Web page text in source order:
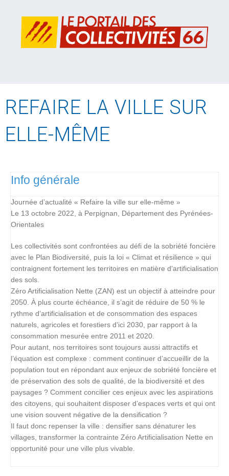
REFAIRE LA VILLE SUR
ELLE-MÊME
Info générale
Journée d’actualité « Refaire la ville sur elle-même »
Le 13 octobre 2022, à Perpignan, Département des Pyrénées-
Orientales
Les collectivités sont confrontées au défi de la sobriété foncière
avec le Plan Biodiversité, puis la loi « Climat et résilience » qui
contraignent fortement les territoires en matière d’artificialisation
des sols.
Zéro Artificialisation Nette (ZAN) est un objectif à atteindre pour
2050. À plus courte échéance, il s’agit de réduire de 50 % le
rythme d’artificialisation et de consommation des espaces
naturels, agricoles et forestiers d’ici 2030, par rapport à la
consommation mesurée entre 2011 et 2020.
Pour autant, nos territoires sont toujours aussi attractifs et
l’équation est complexe : comment continuer d’accueillir de la
population tout en répondant aux enjeux de sobriété foncière et
de préservation des sols de qualité, de la biodiversité et des
paysages ? Comment concilier ces enjeux avec les aspirations
des citoyens, qui souhaitent disposer d’espaces verts et qui ont
une vision souvent négative de la densification ?
Il faut donc repenser la ville : densifier sans dénaturer les
villages, transformer la contrainte Zéro Artificialisation Nette en
opportunité pour une ville plus vivable.